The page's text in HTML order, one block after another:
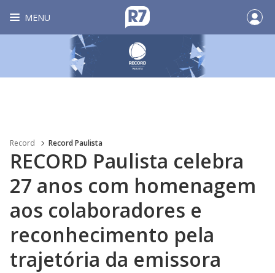
MENU
Record Record Paulista
RECORD Paulista celebra
27 anos com homenagem
aos colaboradores e
reconhecimento pela
trajetória da emissora